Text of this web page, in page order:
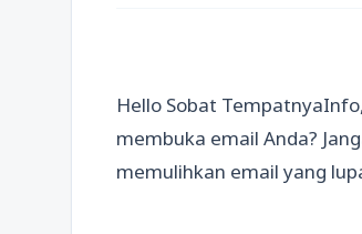
Hello Sobat
membuka email Anda?
memulihkan email yang